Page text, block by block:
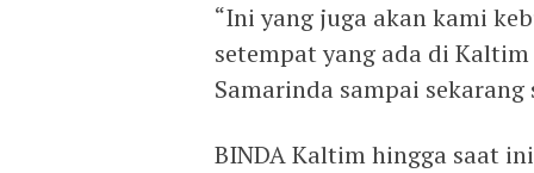
“Ini yang juga akan kami
setempat yang ada di
Samarinda sampai
BINDA Kaltim hingga saat